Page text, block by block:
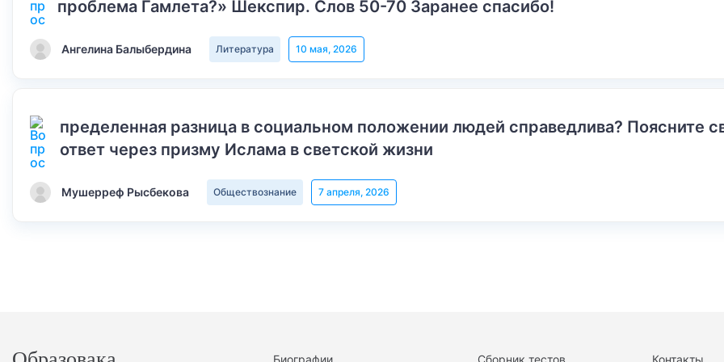
проблема Гамлета?» Шекспир. Слов 50-70 Заранее спасибо!
Ангелина Балыбердина Литература 10 мая, 2026
пределенная разница в социальном положении людей справедлива? Поясните
ответ через призму Ислама в светской жизни
Мушерреф Рысбекова Обществознание 7 апреля, 2026
Биографии Сборник тестов Контакты